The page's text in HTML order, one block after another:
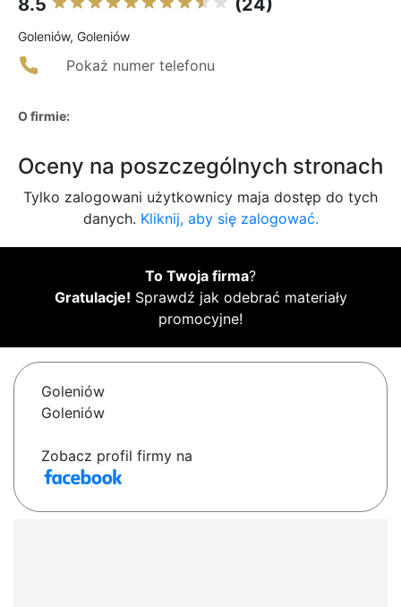
8.5 (24)
Goleniów, Goleniów
Pokaż numer telefonu
O firmie:
Oceny na poszczególnych stronach
Tylko zalogowani użytkownicy maja dostęp do tych
danych. Kliknij, aby się zalogować.
To Twoja firma?
Gratulacje! Sprawdź jak odebrać materiały
promocyjne!
Goleniów
Goleniów
Zobacz profil firmy na